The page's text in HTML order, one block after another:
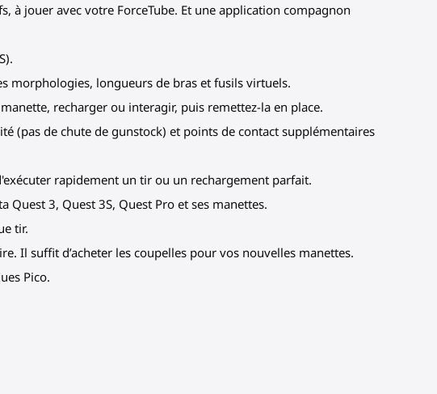
à jouer avec votre ForceTube. Et une application compagnon
morphologies, longueurs de bras et fusils virtuels.
recharger ou interagir, puis remettez-la en place.
(pas de chute de gunstock) et points de contact supplémentaires
rapidement un tir ou un rechargement parfait.
Quest 3, Quest 3S, Quest Pro et ses manettes.
tir.
Il suffit d’acheter les coupelles pour vos nouvelles manettes.
Pico.